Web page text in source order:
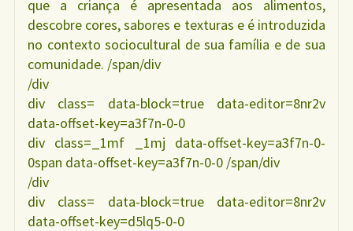
que a criança é apresentada aos alimentos,
descobre cores, sabores e texturas e é introduzida
no contexto sociocultural de sua família e de sua
comunidade. /span/div
/div
div class= data-block=true data-editor=8nr2v
data-offset-key=a3f7n-0-0
div class=_1mf _1mj data-offset-key=a3f7n-0-
0span data-offset-key=a3f7n-0-0 /span/div
/div
div class= data-block=true data-editor=8nr2v
data-offset-key=d5lq5-0-0